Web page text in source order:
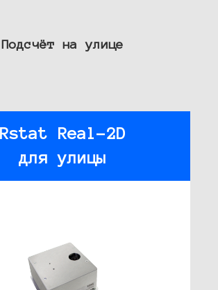
Подсчёт на улице
Rstat Real-2D
для улицы